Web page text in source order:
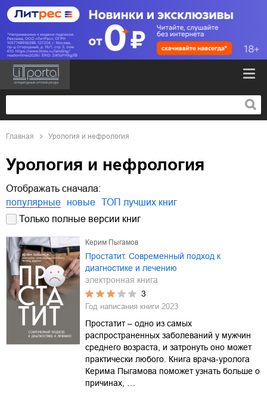
Главная Урология и нефрология
Урология и нефрология
Отображать сначала:
популярные
новые ТОП лучших книг
Только полные версии книг
Керим Пыгамов
Простатит. Современный подход к
диагностике и лечению
электронная книга
3
Год написания книги 2023
Простатит – одно из самых
распространенных заболеваний у мужчин
среднего возраста, и затронуть оно может
практически любого. Книга врача-уролога
Керима Пыгамова поможет узнать больше о
причинах, …